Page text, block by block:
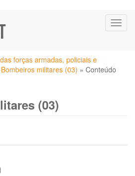
forças armadas, policiais e
Bombeiros militares (03) » Conteúdo
(03)